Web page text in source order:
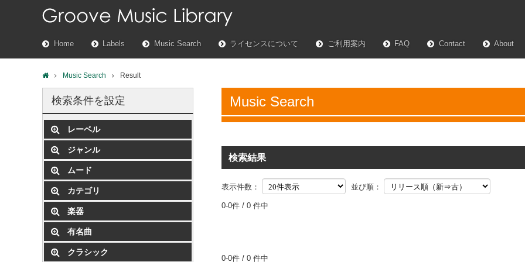
Home Labels Music Search ライセンスについて ご利用案内 FAQ Contact About
Music Search Result
Music Search
検索結果
表示件数： 並び順：
0-0件 / 0 件中
0-0件 / 0 件中
検索条件を設定
レーベル
ジャンル
ムード
カテゴリ
楽器
有名曲
クラシック